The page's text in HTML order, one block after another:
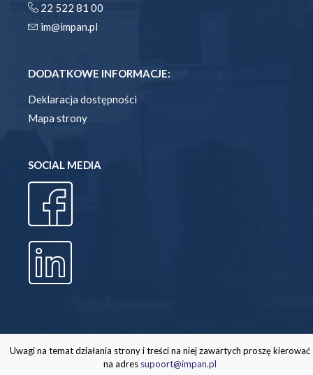
22 522 81 00
im@impan.pl
DODATKOWE INFORMACJE:
Deklaracja dostępności
Mapa strony
SOCIAL MEDIA
Uwagi na temat działania strony i treści na niej zawartych proszę kierować
na adres supoort@impan.pl